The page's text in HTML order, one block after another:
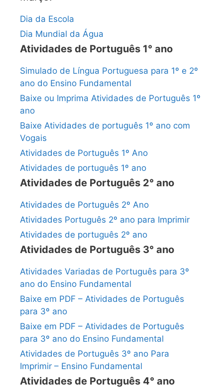
Dia da Escola
Dia Mundial da Água
Atividades de Português 1° ano
Simulado de Língua Portuguesa para 1º e 2º
ano do Ensino Fundamental
Baixe ou Imprima Atividades de Português 1º
ano
Baixe Atividades de português 1º ano com
Vogais
Atividades de Português 1º Ano
Atividades de português 1º ano
Atividades de Português 2° ano
Atividades de Português 2º Ano
Atividades Português 2º ano para Imprimir
Atividades de português 2º ano
Atividades de Português 3° ano
Atividades Variadas de Português para 3º
ano do Ensino Fundamental
Baixe em PDF – Atividades de Português
para 3º ano
Baixe em PDF – Atividades de Português
para 3º ano do Ensino Fundamental
Atividades de Português 3º ano Para
Imprimir – Ensino Fundamental
Atividades de Português 4° ano